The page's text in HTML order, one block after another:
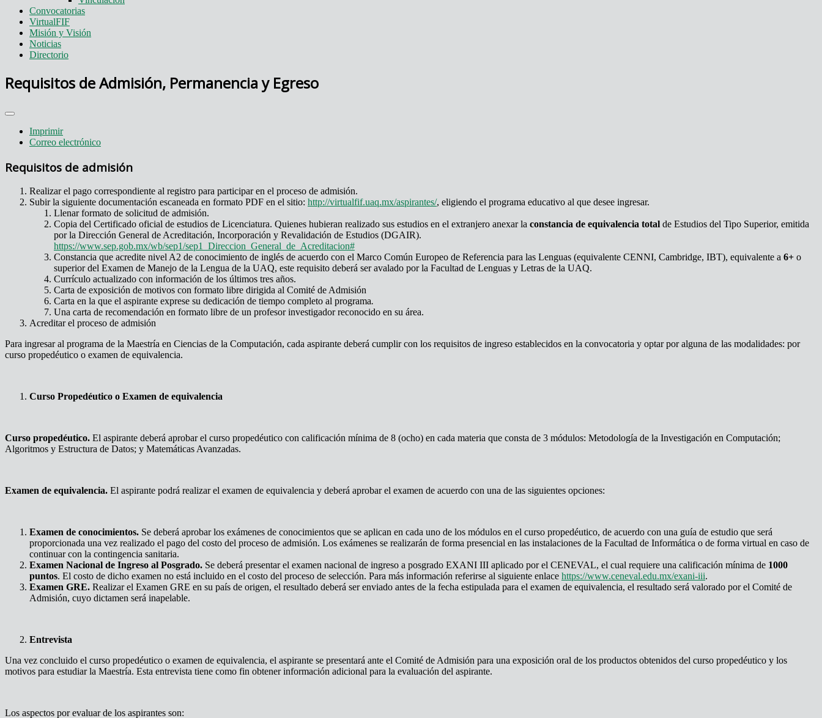
Convocatorias
VirtualFIF
Misión y Visión
Noticias
Directorio
Requisitos de Admisión, Permanencia y Egreso
Imprimir
Correo electrónico
Requisitos de admisión
Realizar el pago correspondiente al registro para participar en el proceso de admisión.
Subir la siguiente documentación escaneada en formato PDF en el sitio: http://virtualfif.uaq.mx/aspirantes/, eligiendo el programa educativo al que desee ingresar.
Llenar formato de solicitud de admisión.
Copia del Certificado oficial de estudios de Licenciatura. Quienes hubieran realizado sus estudios en el extranjero anexar la constancia de equivalencia total de Estudios del Tipo Superior, emitida
por la Dirección General de Acreditación, Incorporación y Revalidación de Estudios (DGAIR).
https://www.sep.gob.mx/wb/sep1/sep1_Direccion_General_de_Acreditacion#
Constancia que acredite nivel A2 de conocimiento de inglés de acuerdo con el Marco Común Europeo de Referencia para las Lenguas (equivalente CENNI, Cambridge, IBT), equivalente a 6+ o
superior del Examen de Manejo de la Lengua de la UAQ, este requisito deberá ser avalado por la Facultad de Lenguas y Letras de la UAQ.
Currículo actualizado con información de los últimos tres años.
Carta de exposición de motivos con formato libre dirigida al Comité de Admisión
Carta en la que el aspirante exprese su dedicación de tiempo completo al programa.
Una carta de recomendación en formato libre de un profesor investigador reconocido en su área.
Acreditar el proceso de admisión
Para ingresar al programa de la Maestría en Ciencias de la Computación, cada aspirante deberá cumplir con los requisitos de ingreso establecidos en la convocatoria y optar por alguna de las modalidades: por
curso propedéutico o examen de equivalencia.
Curso Propedéutico o Examen de equivalencia
Curso propedéutico. El aspirante deberá aprobar el curso propedéutico con calificación mínima de 8 (ocho) en cada materia que consta de 3 módulos: Metodología de la Investigación en Computación;
Algoritmos y Estructura de Datos; y Matemáticas Avanzadas.
Examen de equivalencia. El aspirante podrá realizar el examen de equivalencia y deberá aprobar el examen de acuerdo con una de las siguientes opciones:
Examen de conocimientos. Se deberá aprobar los exámenes de conocimientos que se aplican en cada uno de los módulos en el curso propedéutico, de acuerdo con una guía de estudio que será
proporcionada una vez realizado el pago del costo del proceso de admisión. Los exámenes se realizarán de forma presencial en las instalaciones de la Facultad de Informática o de forma virtual en caso de
continuar con la contingencia sanitaria.
Examen Nacional de Ingreso al Posgrado. Se deberá presentar el examen nacional de ingreso a posgrado EXANI III aplicado por el CENEVAL, el cual requiere una calificación mínima de 1000
puntos. El costo de dicho examen no está incluido en el costo del proceso de selección. Para más información referirse al siguiente enlace https://www.ceneval.edu.mx/exani-iii.
Examen GRE. Realizar el Examen GRE en su país de origen, el resultado deberá ser enviado antes de la fecha estipulada para el examen de equivalencia, el resultado será valorado por el Comité de
Admisión, cuyo dictamen será inapelable.
Entrevista
Una vez concluido el curso propedéutico o examen de equivalencia, el aspirante se presentará ante el Comité de Admisión para una exposición oral de los productos obtenidos del curso propedéutico y los
motivos para estudiar la Maestría. Esta entrevista tiene como fin obtener información adicional para la evaluación del aspirante.
Los aspectos por evaluar de los aspirantes son: